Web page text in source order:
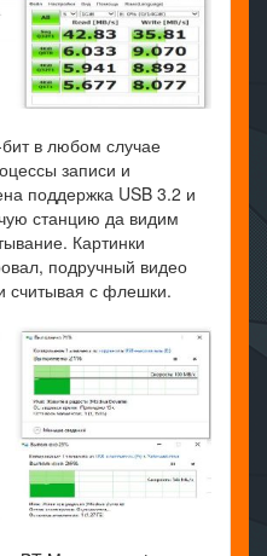
в любом случае
записи и
поддержка USB 3.2 и
станцию да видим
Картинки
подручный видео
считывая с флешки.